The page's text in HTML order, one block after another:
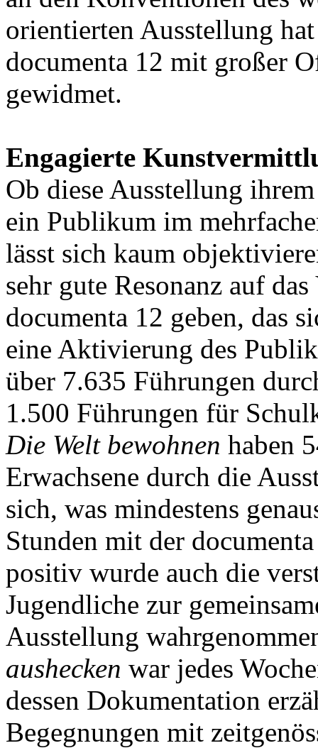
orientierten Ausstellung
documenta 12 mit großer
gewidmet.
Engagierte
Ob diese Ausstellung
ein Publikum im
lässt sich kaum
sehr gute Resonanz auf
documenta 12 geben, das
eine Aktivierung des
über 7.635 Führungen
1.500 Führungen für
Die Welt bewohnen haben
Erwachsene durch die
sich, was mindestens
Stunden mit der
positiv wurde auch die
Jugendliche zur
Ausstellung
aushecken war jedes
dessen Dokumentation
Begegnungen mit